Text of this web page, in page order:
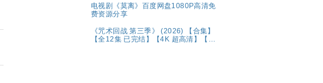
3GB】
电视剧《莫离》百度网盘1080P高清免
费资源分享
《咒术回战 第三季》 (2026) 【合集】
【全12集 已完结】【4K 超高清】【内